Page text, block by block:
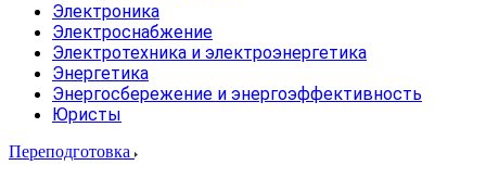
Электроника
Электроснабжение
Электротехника и электроэнергетика
Энергетика
Энергосбережение и энергоэффективность
Юристы
Переподготовка